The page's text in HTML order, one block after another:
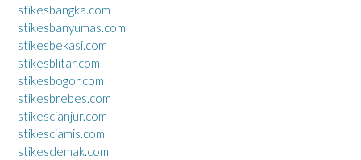
stikesbangka.com
stikesbanyumas.com
stikesbekasi.com
stikesblitar.com
stikesbogor.com
stikesbrebes.com
stikescianjur.com
stikesciamis.com
stikesdemak.com